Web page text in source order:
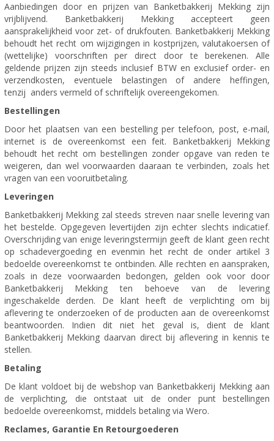
Aanbiedingen door en prijzen van Banketbakkerij Mekking zijn
vrijblijvend. Banketbakkerij Mekking accepteert geen
aansprakelijkheid voor zet- of drukfouten. Banketbakkerij Mekking
behoudt het recht om wijzigingen in kostprijzen, valutakoersen of
(wettelijke) voorschriften per direct door te berekenen. Alle
geldende prijzen zijn steeds inclusief BTW en exclusief order- en
verzendkosten, eventuele belastingen of andere heffingen,
tenzij anders vermeld of schriftelijk overeengekomen.
Bestellingen
Door het plaatsen van een bestelling per telefoon, post, e-mail,
internet is de overeenkomst een feit. Banketbakkerij Mekking
behoudt het recht om bestellingen zonder opgave van reden te
weigeren, dan wel voorwaarden daaraan te verbinden, zoals het
vragen van een vooruitbetaling.
Leveringen
Banketbakkerij Mekking zal steeds streven naar snelle levering van
het bestelde. Opgegeven levertijden zijn echter slechts indicatief.
Overschrijding van enige leveringstermijn geeft de klant geen recht
op schadevergoeding en evenmin het recht de onder artikel 3
bedoelde overeenkomst te ontbinden. Alle rechten en aanspraken,
zoals in deze voorwaarden bedongen, gelden ook voor door
Banketbakkerij Mekking ten behoeve van de levering
ingeschakelde derden. De klant heeft de verplichting om bij
aflevering te onderzoeken of de producten aan de overeenkomst
beantwoorden. Indien dit niet het geval is, dient de klant
Banketbakkerij Mekking daarvan direct bij aflevering in kennis te
stellen.
Betaling
De klant voldoet bij de webshop van Banketbakkerij Mekking aan
de verplichting, die ontstaat uit de onder punt bestellingen
bedoelde overeenkomst, middels betaling via Wero.
Reclames, Garantie En Retourgoederen